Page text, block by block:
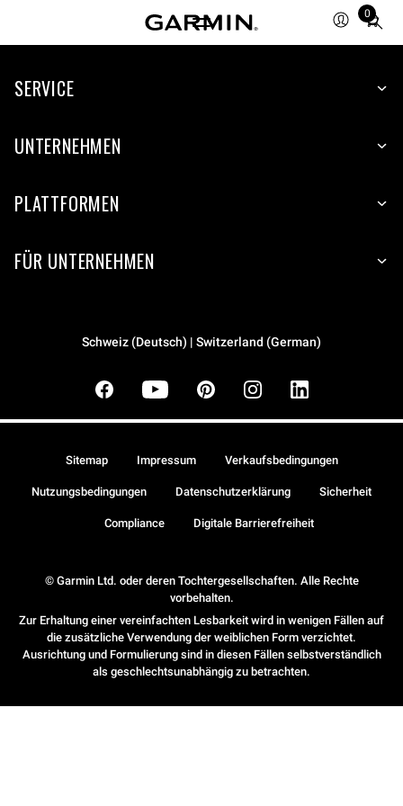
0
Total
SERVICE
UNTERNEHMEN
PLATTFORMEN
FÜR UNTERNEHMEN
Schweiz (Deutsch) | Switzerland (German)
© Garmin Ltd. oder deren Tochtergesellschaften. Alle Rechte
vorbehalten.
Zur Erhaltung einer vereinfachten Lesbarkeit wird in wenigen Fällen auf
die zusätzliche Verwendung der weiblichen Form verzichtet.
Ausrichtung und Formulierung sind in diesen Fällen selbstverständlich
als geschlechtsunabhängig zu betrachten.
Sitemap Impressum Verkaufsbedingungen
Nutzungsbedingungen Datenschutzerklärung Sicherheit
Compliance Digitale Barrierefreiheit